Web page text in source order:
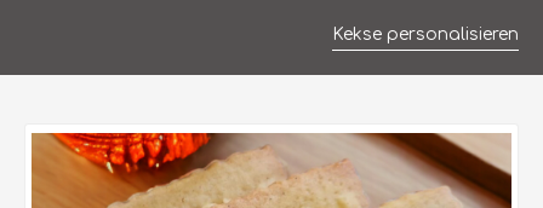
Kekse personalisieren